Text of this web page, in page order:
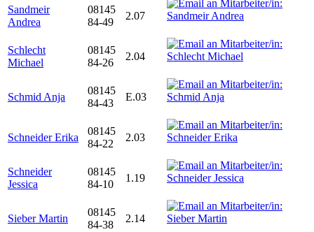
Sandmeir
Andrea
08145
84-49
2.07
Schlecht
Michael
08145
84-26
2.04
Schmid Anja
08145
84-43
E.03
Schneider Erika
08145
84-22
2.03
Schneider
Jessica
08145
84-10
1.19
Sieber Martin
08145
84-38
2.14